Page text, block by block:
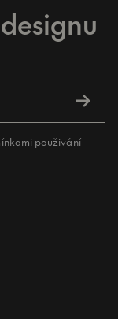
použivání